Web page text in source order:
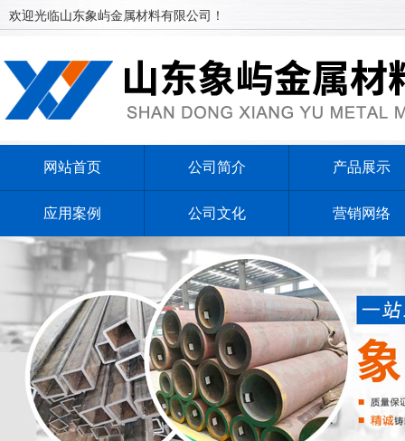
欢迎光临山东象屿金属材料有限公司！
网站首页 公司简介 产品展示
应用案例 公司文化 营销网络